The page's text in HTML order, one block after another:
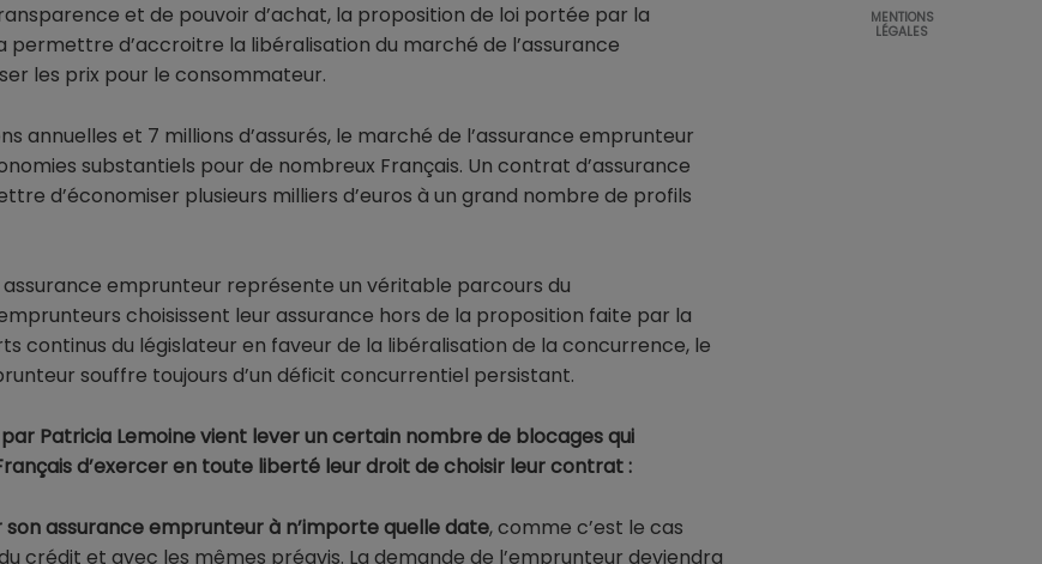
MENTIONS
LÉGALES
et de pouvoir d’achat, la proposition de loi portée par la
permettre d’accroitre la libéralisation du marché de l’assurance
les prix pour le consommateur.
annuelles et 7 millions d’assurés, le marché de l’assurance emprunteur
substantiels pour de nombreux Français. Un contrat d’assurance
d’économiser plusieurs milliers d’euros à un grand nombre de profils
assurance emprunteur représente un véritable parcours du
choisissent leur assurance hors de la proposition faite par la
continus du législateur en faveur de la libéralisation de la concurrence, le
souffre toujours d’un déficit concurrentiel persistant.
Patricia Lemoine vient lever un certain nombre de blocages qui
d’exercer en toute liberté leurdroit de choisir leur contrat :
son assurance emprunteur à n’importe quelle date, comme c’est le cas
crédit et avec les mêmes préavis. La demande de l’emprunteur deviendra